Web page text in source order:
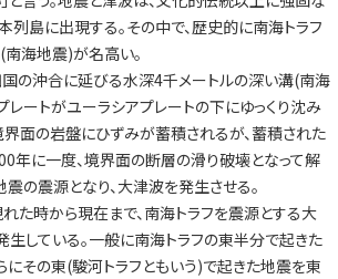
列島に出現する。その中で、歴史的に南海トラフ
海地震)が名高い。
の沖合に延びる水深4千メートルの深い溝(南海
レートがユーラシアプレートの下にゆっくり沈み
界面の岩盤にひずみが蓄積されるが、蓄積された
年に一度、境界面の断層の滑り破壊となって解
の震源となり、大津波を発生させる。
た時から現在まで、南海トラフを震源とする大
している。一般に南海トラフの東半分で起きた
にその東(駿河トラフともいう)で起きた地震を東